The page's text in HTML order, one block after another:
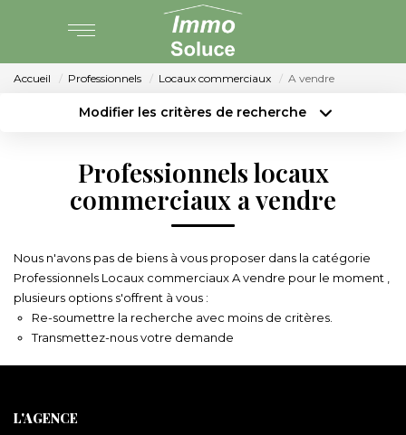
VENTE
LOCATION
GESTION LOCATIVE
ESTIMATION
Accueil Professionnels Locaux commerciaux A vendre
Modifier les critères de recherche
Sélectionnez...
Type de bien
Surface min
Créer une alerte
Professionnels locaux
commerciaux a vendre
Nous n'avons pas de biens à vous proposer dans la catégorie
Professionnels Locaux commerciaux A vendre pour le moment ,
plusieurs options s'offrent à vous :
Re-soumettre la recherche avec moins de critères.
Transmettez-nous votre demande
L'AGENCE